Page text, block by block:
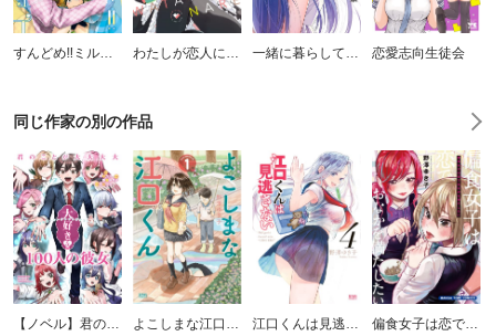
すんどめ!!ミルキーウェイ わたしが恋人になれるわけないじゃん、ムリムリ！（※ムリじゃなかった!?） 一緒に暮らしていいですか？ 恋愛志向生徒会
同じ作家の別の作品
【ノベル】君のことが大大大大大好きな100人の彼女 番外恋物語 ～シークレットラブストーリー～ よこしまな江口くん 江口くんは見逃さない 偏食女子は恋でおなかを満たしたい